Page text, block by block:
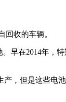
回收的车辆。
早在2014年，
，但是这些电